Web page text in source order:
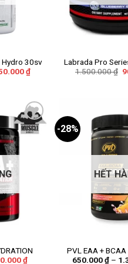
Hydro 30sv
₫Giá
750.000 ₫.
Labrada Pro
dùng
1.500.000₫
Add to
wishlist
₫Giá
-28%
HẾT
PVL EAA + BCAA
650.000₫ –